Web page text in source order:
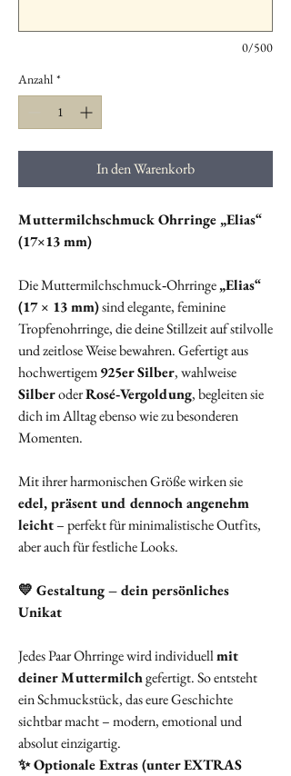
0/500
Anzahl *
In den Warenkorb
Muttermilchschmuck Ohrringe „Elias“
(17×13 mm)
Die Muttermilchschmuck‑Ohrringe„Elias“
(17 × 13 mm)sind elegante, feminine
Tropfenohrringe, die deine Stillzeit auf stilvolle
und zeitlose Weise bewahren. Gefertigt aus
hochwertigem925er Silber, wahlweise
SilberoderRosé‑Vergoldung, begleiten sie
dich im Alltag ebenso wie zu besonderen
Momenten.
Mit ihrer harmonischen Größe wirken sie
edel, präsent und dennoch angenehm
leicht– perfekt für minimalistische Outfits,
aber auch für festliche Looks.
💛 Gestaltung – dein persönliches
Unikat
Jedes Paar Ohrringe wird individuellmit
deiner Muttermilchgefertigt. So entsteht
ein Schmuckstück, das eure Geschichte
sichtbar macht – modern, emotional und
absolut einzigartig.
✨ Optionale Extras (unter EXTRAS